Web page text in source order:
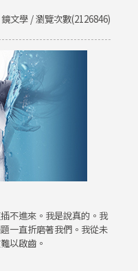
文學 / 瀏覽次數(2126846)
不進來。我是說真的。我
一直折磨著我們。我從未
以啟齒。